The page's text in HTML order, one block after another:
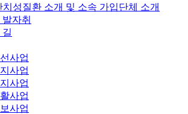
치성질환 소개 및 소속 가입단체 소개
자취
길
사업
사업
사업
사업
사업